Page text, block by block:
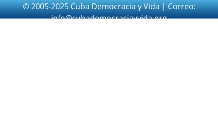
© 2005-2025 Cuba Democracia y Vida | Correo:
info@cubademocraciayvida.org